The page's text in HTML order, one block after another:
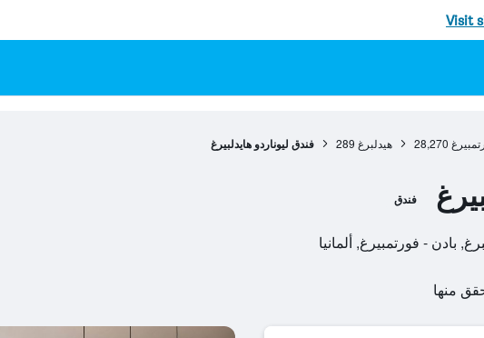
Visit
28,270 هيدلبرغ 289 فندق ليوناردو هايدلبيرغ
فندق